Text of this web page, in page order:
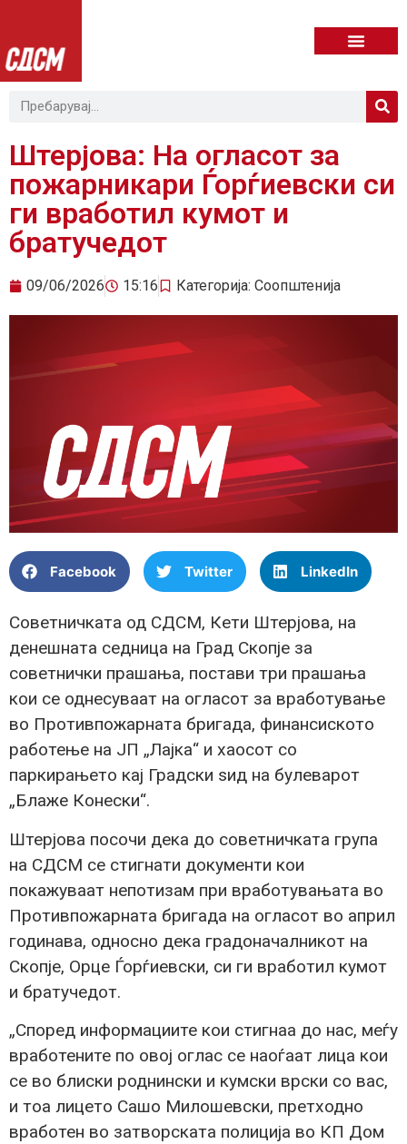
Штерјова: На огласот за
пожарникари Ѓорѓиевски си
ги вработил кумот и
братучедот
09/06/2026 15:16 Категорија: Соопштенија
Facebook Twitter LinkedIn
Советничката од СДСМ, Кети Штерјова, на
денешната седница на Град Скопје за
советнички прашања, постави три прашања
кои се однесуваат на огласот за вработување
во Противпожарната бригада, финансиското
работење на ЈП „Лајка“ и хаосот со
паркирањето кај Градски ѕид на булеварот
„Блаже Конески“.
Штерјова посочи дека до советничката група
на СДСМ се стигнати документи кои
покажуваат непотизам при вработувањата во
Противпожарната бригада на огласот во април
годинава, односно дека градоначалникот на
Скопје, Орце Ѓорѓиевски, си ги вработил кумот
и братучедот.
„Според информациите кои стигнаа до нас, меѓу
вработените по овој оглас се наоѓаат лица кои
се во блиски роднински и кумски врски со вас,
и тоа лицето Сашо Милошевски, претходно
вработен во затворската полиција во КП Дом